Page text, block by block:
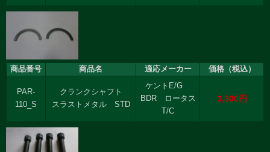
商品番号 商品名 適応メーカー 価格（税込）
PAR-
110_S
クランクシャフト
スラストメタル STD
ケントE/G
BDR ロータス
T/C
3,300円